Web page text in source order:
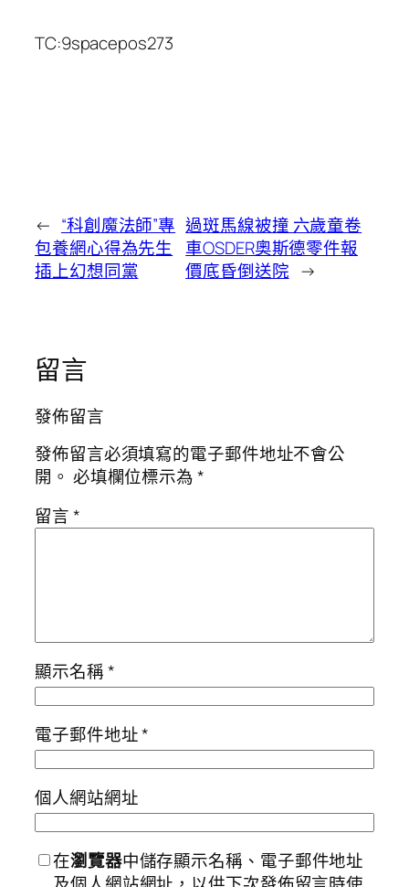
TC:9spacepos273
← “科創魔法師”專
包養網心得為先生
插上幻想同黨
過斑馬線被撞 六歲童卷
車OSDER奧斯德零件報
價底昏倒送院 →
留言
發佈留言
發佈留言必須填寫的電子郵件地址不會公
開。 必填欄位標示為*
留言*
顯示名稱*
電子郵件地址*
個人網站網址
在瀏覽器中儲存顯示名稱、電子郵件地址